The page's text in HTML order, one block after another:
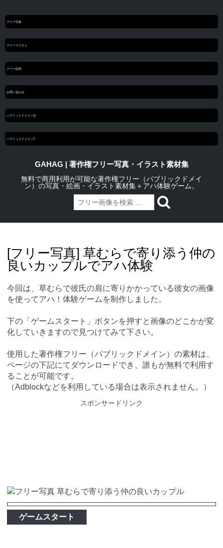
フリー写真
フリーイラスト
フリー絵画
お問い合わせ
パブリックドメインQ
パブリックドメインC
GAHAG | 著作権フリー写真・イラスト素材集
無料で商用利用が可能な著作権フリー（パブリックドメイ
ン）の写真・絵画・イラスト素材集＋アハ体験ゲーム。
content[フリー写真] 草むらで寄り添う仲の
良いカップルでアハ体験
今回は、草むらで彼氏の肩に寄りかかっている彼女の画像
を使ってアハ！体験ゲームを制作しました。
下の「ゲームスタート」ボタンを押すと画像のどこかが変
化していきますので見つけてみて下さい。
使用した著作権フリー（パブリックドメイン）の素材は、
ページの下記にてダウンロードでき、誰もが無料で利用す
ることが可能です。
（Adblockなどを利用している場合は表示されません。）
スポンサードリンク
ゲームスタート